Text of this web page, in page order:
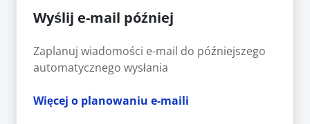
Wyślij e-mail później
Zaplanuj wiadomości e-mail do późniejszego
automatycznego wysłania
Więcej o planowaniu e-maili